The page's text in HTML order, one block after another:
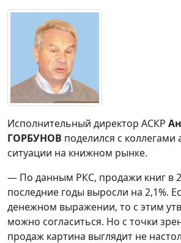
Исполнительный директор АСКР
ГОРБУНОВ поделился с коллегами
ситуации на книжном рынке.
— По данным РКС, продажи книг в
последние годы выросли на 2,1%.
денежном выражении, то с этим
можно согласиться. Но с точки
продаж картина выглядит не